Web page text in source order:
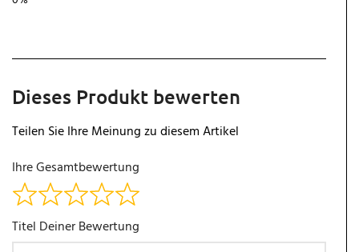
Dieses Produkt bewerten
Teilen Sie Ihre Meinung zu diesem Artikel
Ihre Gesamtbewertung
Titel Deiner Bewertung